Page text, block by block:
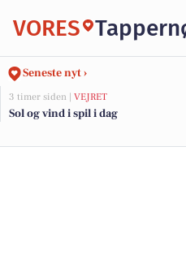
VORES
Seneste nyt ›
3 timer siden | VEJRET
Sol og vind i spil i dag